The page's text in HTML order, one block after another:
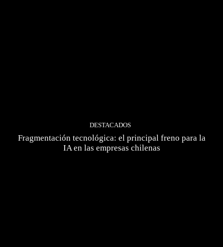
DESTACADOS
Fragmentación tecnológica: el principal freno para la
IA en las empresas chilenas